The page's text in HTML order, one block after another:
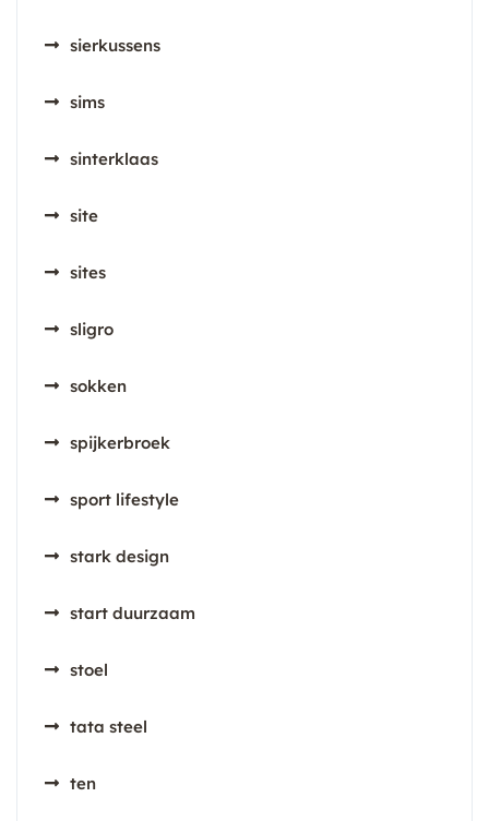
sierkussens
sims
sinterklaas
site
sites
sligro
sokken
spijkerbroek
sport lifestyle
stark design
start duurzaam
stoel
tata steel
ten